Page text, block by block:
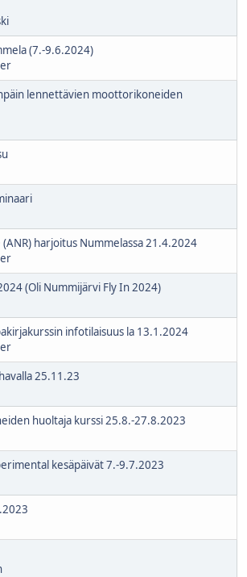
(7.-9.6.2024)
lennettävien moottorikoneiden
harjoitus Nummelassa 21.4.2024
(Oli Nummijärvi Fly In 2024)
infotilaisuus la 13.1.2024
25.11.23
huoltaja kurssi 25.8.-27.8.2023
kesäpäivät 7.-9.7.2023